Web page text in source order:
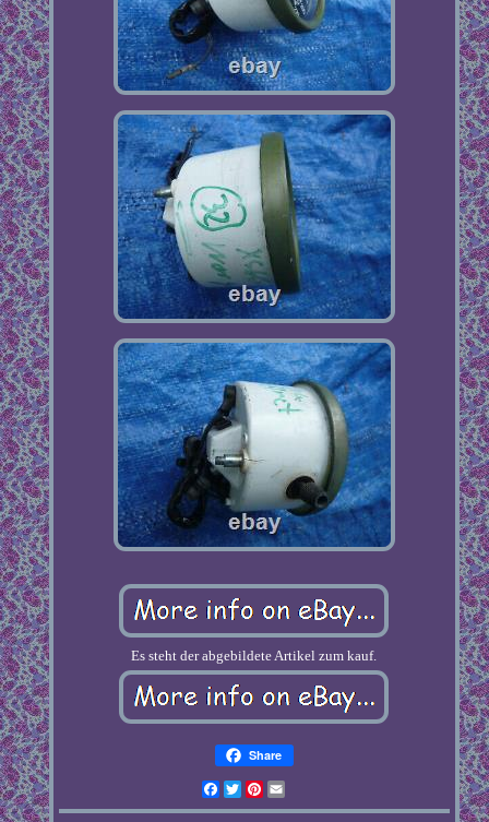
Es steht der abgebildete Artikel zum kauf.
Share
Facebook
TwitterPinterest